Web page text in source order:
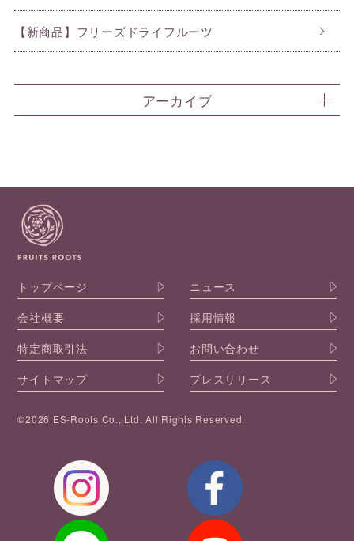
【新商品】フリーズドライフルーツ
アーカイブ
トップページ
ニュース
会社概要
採用情報
特定商取引法
お問い合わせ
サイトマップ
プレスリリース
©2026 ES-Roots Co., Ltd. All Rights Reserved.